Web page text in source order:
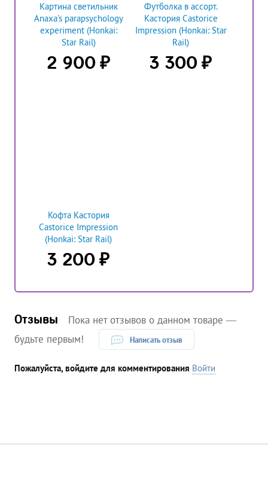
Картина светильник
Anaxa's parapsychology
experiment (Honkai:
Star Rail)
2 900 ₽
Футболка в ассорт.
Кастория Castorice
Impression (Honkai: Star
Rail)
3 300 ₽
Кофта Кастория
Castorice Impression
(Honkai: Star Rail)
3 200 ₽
Отзывы
Пока нет отзывов о данном товаре —
будьте первым!
Написать отзыв
Пожалуйста, войдите для комментирования Войти